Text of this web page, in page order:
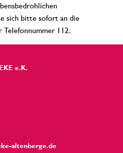
sich bitte sofort an die
112.
e.K.
altenberge.de